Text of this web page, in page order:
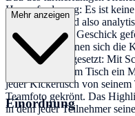
Herausforderung: Es ist
Mitarbeitern sind also
handwerkliches Geschick
des Tisches können sich
keine Grenzen gesetzt: Mit
können Sie Ihrem Tisch ein
jeder Kickertisch von seinem
Teamfoto gekrönt. Das
in dem jeder Teilnehmer
Mehr anzeigen
Einordnung